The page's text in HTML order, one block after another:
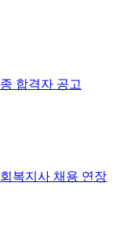
합격자 공고
복지사 채용 연장